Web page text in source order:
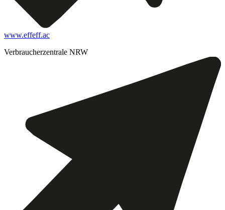
www.effeff.ac
Verbraucherzentrale NRW